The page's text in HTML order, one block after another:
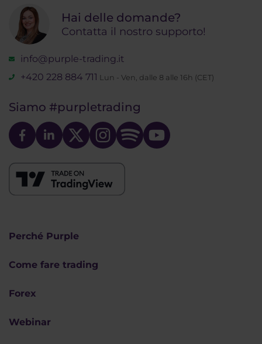
Hai delle domande?
Contatta il nostro supporto!
info@purple-trading.it
+420 228 884 711 Lun - Ven, dalle 8 alle 16h (CET)
Siamo #purpletrading
Perché Purple
Come fare trading
Forex
Webinar